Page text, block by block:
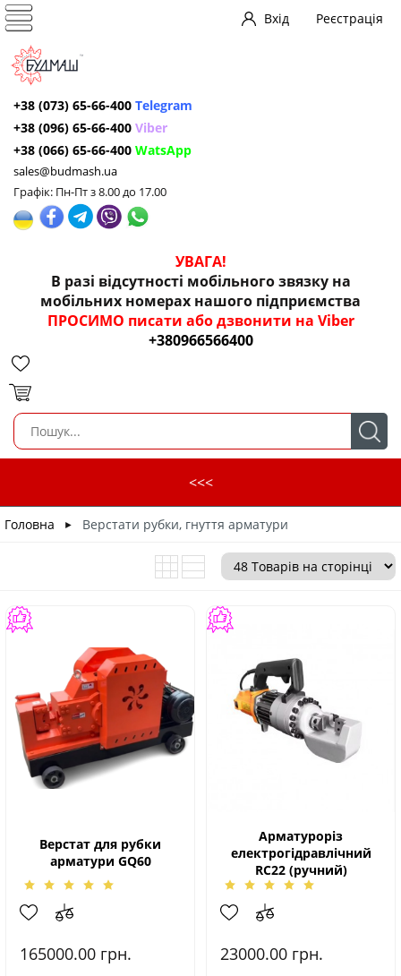
Вхід Реєстрація
+38 (073) 65-66-400 Telegram
+38 (096) 65-66-400 Viber
+38 (066) 65-66-400 WatsApp
sales@budmash.ua
Графік: Пн-Пт з 8.00 до 17.00
УВАГА!
В разі відсутності мобільного звязку на
мобільних номерах нашого підприємства
ПРОСИМО писати або дзвонити на Viber
+380966566400
<<<
Головна ► Верстати рубки, гнуття арматури
Верстат для рубки
арматури GQ60
165000.00 грн.
Арматуроріз
електрогідравлічний
RC22 (ручний)
23000.00 грн.